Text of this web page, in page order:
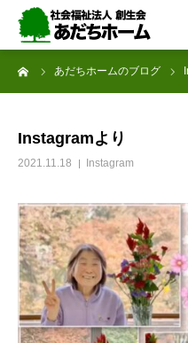
あだちホームのブログ
Instagramより
2021.11.18 Instagram
ホーム
施設概要
採用情報
お問い合わせ